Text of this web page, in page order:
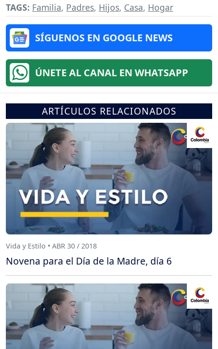
TAGS: Familia, Padres, Hijos, Casa, Hogar
SÍGUENOS EN GOOGLE NEWS
ÚNETE AL CANAL EN WHATSAPP
ARTÍCULOS RELACIONADOS
Vida y Estilo • ABR 30 / 2018
Novena para el Día de la Madre, día 6